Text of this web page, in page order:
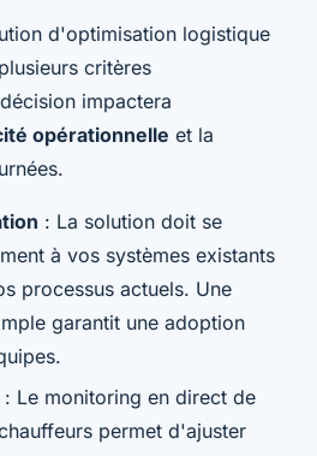
d'optimisation logistique
critères
impactera
opérationnelle et la
: La solution doit se
à vos systèmes existants
processus actuels. Une
garantit une adoption
: Le monitoring en direct de
permet d'ajuster